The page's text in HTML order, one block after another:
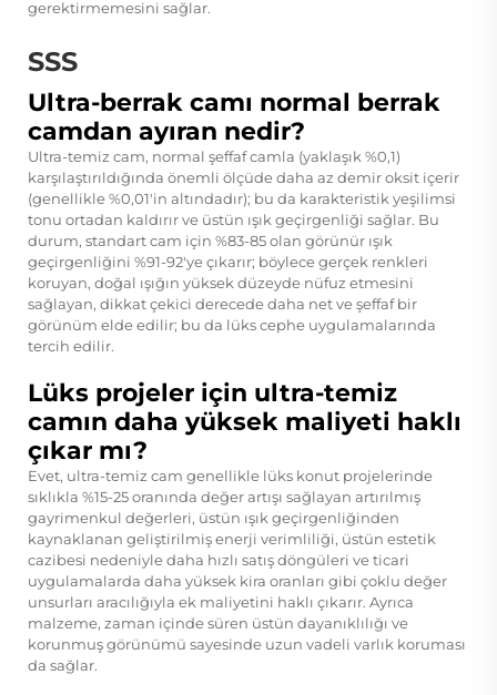
gerektirmemesini sağlar.
SSS
Ultra-berrak camı normal berrak
camdan ayıran nedir?
Ultra-temiz cam, normal şeffaf camla (yaklaşık %0,1)
karşılaştırıldığında önemli ölçüde daha az demir oksit içerir
(genellikle %0,01'in altındadır); bu da karakteristik yeşilimsi
tonu ortadan kaldırır ve üstün ışık geçirgenliği sağlar. Bu
durum, standart cam için %83-85 olan görünür ışık
geçirgenliğini %91-92'ye çıkarır; böylece gerçek renkleri
koruyan, doğal ışığın yüksek düzeyde nüfuz etmesini
sağlayan, dikkat çekici derecede daha net ve şeffaf bir
görünüm elde edilir; bu da lüks cephe uygulamalarında
tercih edilir.
Lüks projeler için ultra-temiz
camın daha yüksek maliyeti haklı
çıkar mı?
Evet, ultra-temiz cam genellikle lüks konut projelerinde
sıklıkla %15-25 oranında değer artışı sağlayan artırılmış
gayrimenkul değerleri, üstün ışık geçirgenliğinden
kaynaklanan geliştirilmiş enerji verimliliği, üstün estetik
cazibesi nedeniyle daha hızlı satış döngüleri ve ticari
uygulamalarda daha yüksek kira oranları gibi çoklu değer
unsurları aracılığıyla ek maliyetini haklı çıkarır. Ayrıca
malzeme, zaman içinde süren üstün dayanıklılığı ve
korunmuş görünümü sayesinde uzun vadeli varlık koruması
da sağlar.